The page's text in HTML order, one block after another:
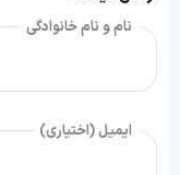
نام و نام خانوادگی
ایمیل (اختیاری)